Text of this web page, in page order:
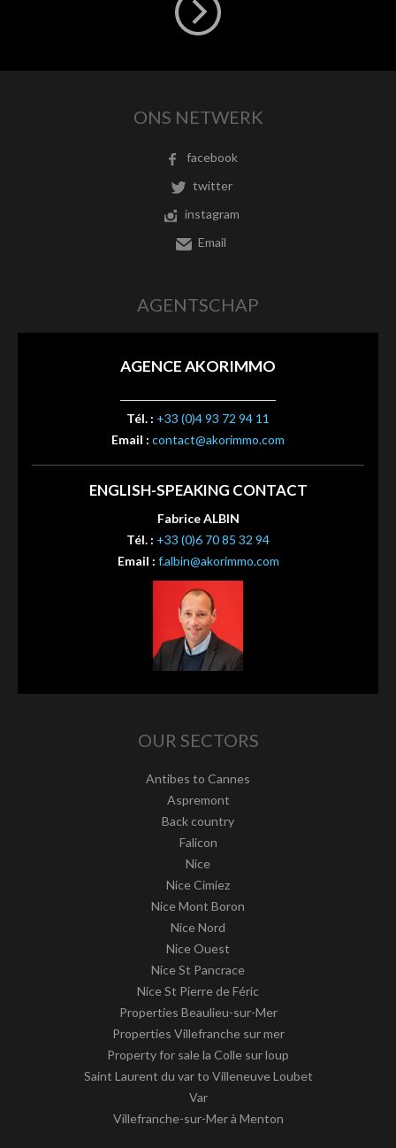
ONS NETWERK
facebook
twitter
instagram
Email
AGENTSCHAP
AGENCE AKORIMMO
Tél. : +33 (0)4 93 72 94 11
Email : contact@akorimmo.com
ENGLISH-SPEAKING CONTACT
Fabrice ALBIN
Tél. : +33 (0)6 70 85 32 94
Email : f.albin@akorimmo.com
OUR SECTORS
Antibes to Cannes
Aspremont
Back country
Falicon
Nice
Nice Cimiez
Nice Mont Boron
Nice Nord
Nice Ouest
Nice St Pancrace
Nice St Pierre de Féric
Properties Beaulieu-sur-Mer
Properties Villefranche sur mer
Property for sale la Colle sur loup
Saint Laurent du var to Villeneuve Loubet
Var
Villefranche-sur-Mer à Menton